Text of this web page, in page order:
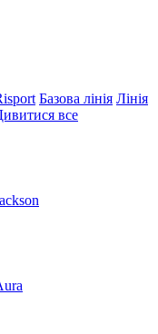
Базова лінія Лінія
все